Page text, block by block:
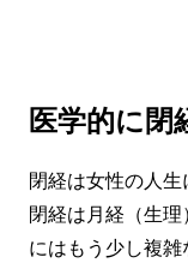
医学的に閉
閉経は女性の人
閉経は月経（生
にはもう少し複雑